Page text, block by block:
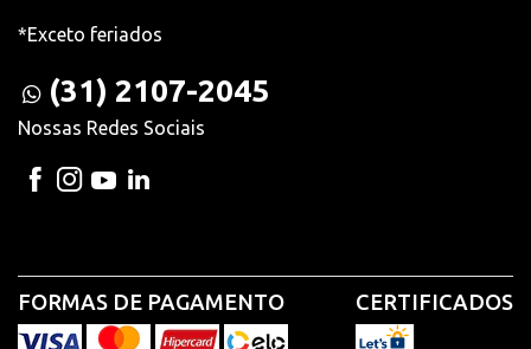
*Exceto feriados
(31) 2107-2045
Nossas Redes Sociais
FORMAS DE PAGAMENTO CERTIFICADOS